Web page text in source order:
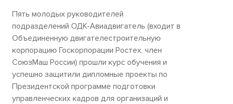
Пять молодых руководителей
подразделений ОДК-Авиадвигатель (входит в
Объединенную двигателестроительную
корпорацию Госкорпорации Ростех, член
СоюзМаш России) прошли курс обучения и
успешно защитили дипломные проекты по
Президентской программе подготовки
управленческих кадров для организаций и